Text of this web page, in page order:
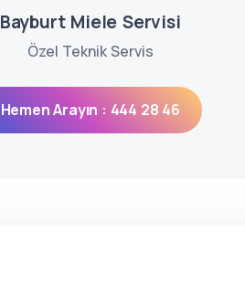
Bayburt Miele Servisi
Özel Teknik Servis
Hemen Arayın : 444 28 46